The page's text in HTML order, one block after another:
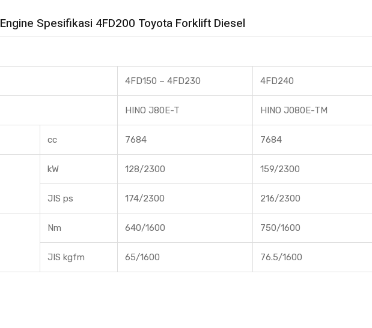
Engine Spesifikasi 4FD200 Toyota Forklift Diesel
4FD150 – 4FD230 4FD240
HINO J80E-T HINO J080E-TM
cc 7684 7684
kW 128/2300 159/2300
JIS ps 174/2300 216/2300
Nm 640/1600 750/1600
JIS kgfm 65/1600 76.5/1600